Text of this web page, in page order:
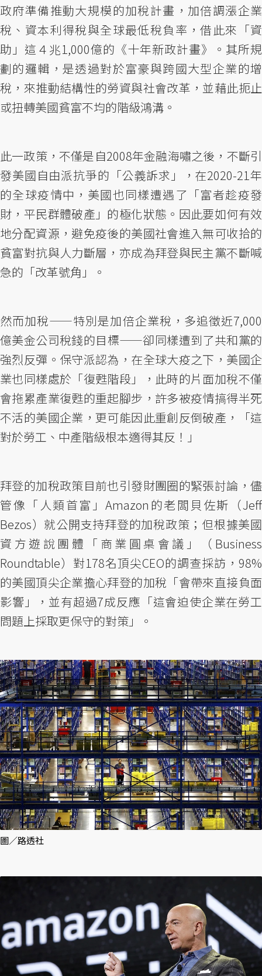
政府準備推動大規模的加稅計畫，加倍調漲企業
稅、資本利得稅與全球最低稅負率，借此來「資
助」這４兆1,000億的《十年新政計畫》。其所規
劃的邏輯，是透過對於富豪與跨國大型企業的增
稅，來推動結構性的勞資與社會改革，並藉此扼止
或扭轉美國貧富不均的階級鴻溝。
此一政策，不僅是自2008年金融海嘯之後，不斷引
發美國自由派抗爭的「公義訴求」，在2020-21年
的全球疫情中，美國也同樣遭遇了「富者趁疫發
財，平民群體破產」的極化狀態。因此要如何有效
地分配資源，避免疫後的美國社會進入無可收拾的
貧富對抗與人力斷層，亦成為拜登與民主黨不斷喊
急的「改革號角」。
然而加稅——特別是加倍企業稅，多追徵近7,000
億美金公司稅錢的目標——卻同樣遭到了共和黨的
強烈反彈。保守派認為，在全球大疫之下，美國企
業也同樣處於「復甦階段」，此時的片面加稅不僅
會拖累產業復甦的重起腳步，許多被疫情搞得半死
不活的美國企業，更可能因此重創反倒破產，「這
對於勞工、中產階級根本適得其反！」
拜登的加稅政策目前也引發財團圈的緊張討論，儘
管像「人類首富」Amazon的老闆貝佐斯（Jeff
Bezos）就公開支持拜登的加稅政策；但根據美國
資方遊說團體「商業圓桌會議」（Business
Roundtable）對178名頂尖CEO的調查採訪，98%
的美國頂尖企業擔心拜登的加稅「會帶來直接負面
影響」，並有超過7成反應「這會迫使企業在勞工
問題上採取更保守的對策」。
圖／路透社